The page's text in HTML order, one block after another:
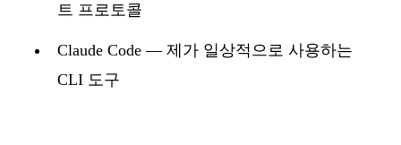
트 프로토콜
Claude Code — 제가 일상적으로 사용하는
CLI 도구